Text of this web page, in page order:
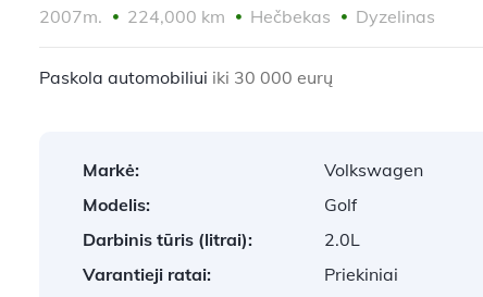
2007m. 224,000 km Hečbekas Dyzelinas
Paskola automobiliui iki 30 000 eurų
Markė:
Volkswagen
Modelis:
Golf
Darbinis tūris (litrai):
2.0L
Varantieji ratai:
Priekiniai